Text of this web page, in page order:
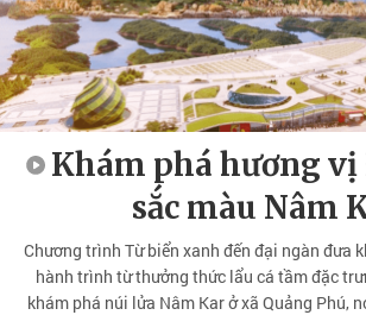
Khám phá hương vị
sắc màu Nâm
Chương trình Từ biển xanh đến đại ngàn đưa
hành trình từ thưởng thức lẩu cá tầm đặc
khám phá núi lửa Nâm Kar ở xã Quảng Phú,